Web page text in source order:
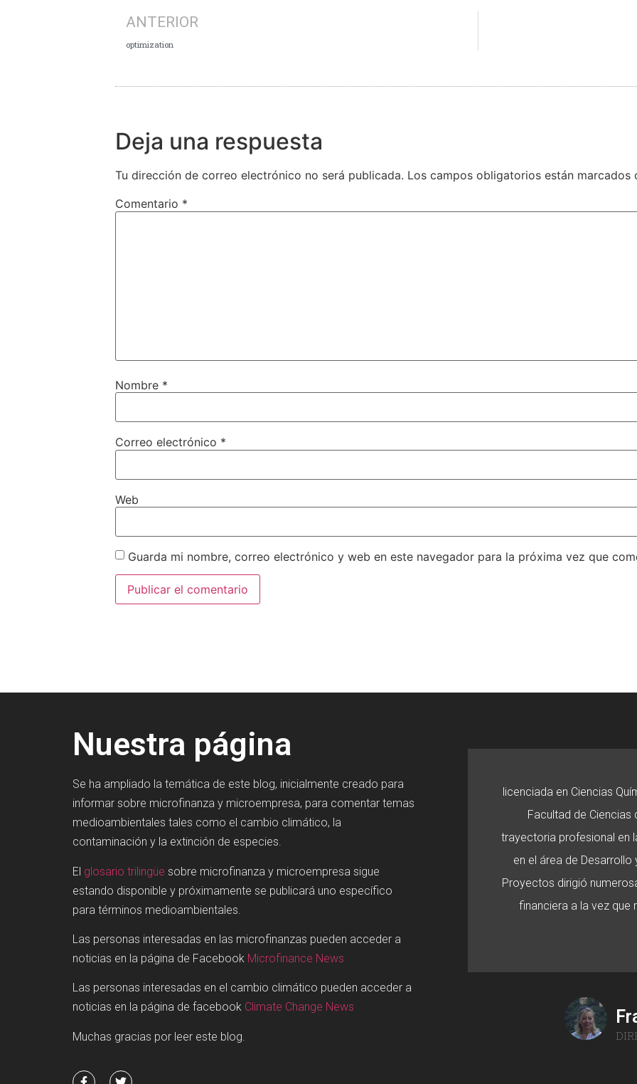
ANTERIOR
optimization
Deja una respuesta
Tu dirección de correo electrónico no será publicada. Los campos obligatorios están marcados
Comentario *
Nombre *
Correo electrónico *
Web
Guarda mi nombre, correo electrónico y web en este navegador para la próxima vez que
Nuestra página
Se ha ampliado la temática de este blog, inicialmente creado para
informar sobre microfinanza y microempresa, para comentar temas
medioambientales tales como el cambio climático, la
contaminación y la extinción de especies.
El glosario trilingüe sobre microfinanza y microempresa sigue
estando disponible y próximamente se publicará uno específico
para términos medioambientales.
Las personas interesadas en las microfinanzas pueden acceder a
noticias en la página de Facebook Microfinance News
Las personas interesadas en el cambio climático pueden acceder a
noticias en la página de facebook Climate Change News
Muchas gracias por leer este blog.
licenciada en Ciencias
Facultad de Ciencias
trayectoria profesional en
en el área de
Proyectos dirigió
financiera a la vez que